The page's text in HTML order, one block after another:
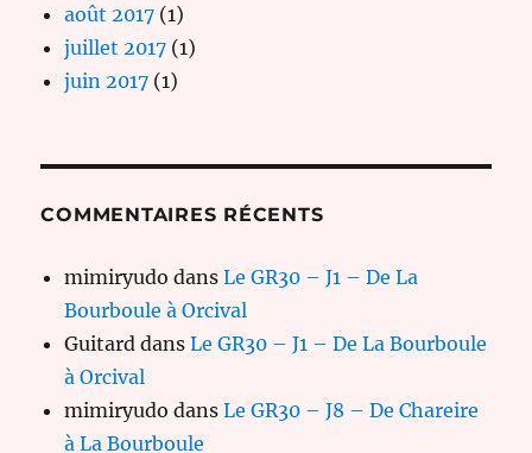
août 2017 (1)
juillet 2017 (1)
juin 2017 (1)
COMMENTAIRES RÉCENTS
mimiryudo dansLe GR30 – J1 – De La
Bourboule à Orcival
Guitard dansLe GR30 – J1 – De La Bourboule
à Orcival
mimiryudo dansLe GR30 – J8 – De Chareire
à La Bourboule